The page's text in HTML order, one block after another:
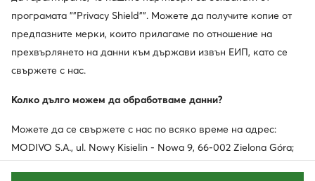
Смени държавата: България (BG)
програмата ""Privacy Shield"". Можете да получите копие от
предпазните мерки, които прилагаме по отношение на
прехвърлянето на данни към държави извън ЕИП, като се
свържете с нас.
Колко дълго можем да обработваме данни?
Можете да се свържете с нас по всяко време на адрес:
MODIVO S.A., ul. Nowy Kisielin - Nowa 9, 66-002 Zielona Góra;